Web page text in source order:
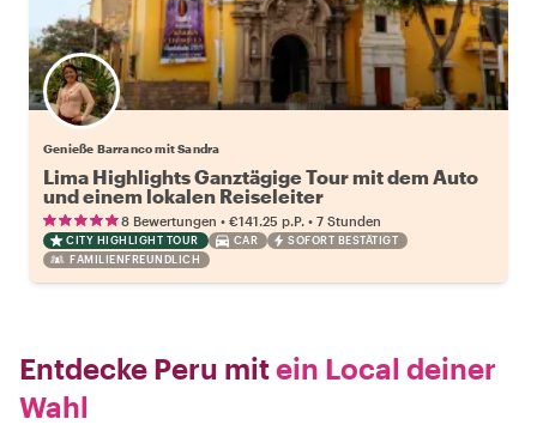
Genieße Barranco mit Sandra
Lima Highlights Ganztägige Tour mit dem Auto
und einem lokalen Reiseleiter
8 Bewertungen • €141.25 p.P. • 7 Stunden
CITY HIGHLIGHT TOUR CAR
SOFORT BESTÄTIGT
FAMILIENFREUNDLICH
Entdecke Peru mitein Local deiner
Wahl